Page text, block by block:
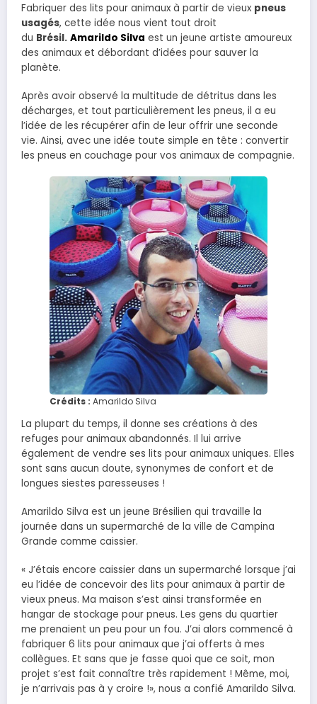
Fabriquer des lits pour animaux à partir de vieux pneus
usagés, cette idée nous vient tout droit
du Brésil. Amarildo Silva est un jeune artiste amoureux
des animaux et débordant d’idées pour sauver la
planète.
Après avoir observé la multitude de détritus dans les
décharges, et tout particulièrement les pneus, il a eu
l’idée de les récupérer afin de leur offrir une seconde
vie. Ainsi, avec une idée toute simple en tête : convertir
les pneus en couchage pour vos animaux de compagnie.
Crédits : Amarildo Silva
La plupart du temps, il donne ses créations à des
refuges pour animaux abandonnés. Il lui arrive
également de vendre ses lits pour animaux uniques. Elles
sont sans aucun doute, synonymes de confort et de
longues siestes paresseuses !
Amarildo Silva est un jeune Brésilien qui travaille la
journée dans un supermarché de la ville de Campina
Grande comme caissier.
« J’étais encore caissier dans un supermarché lorsque j’ai
eu l’idée de concevoir des lits pour animaux à partir de
vieux pneus. Ma maison s’est ainsi transformée en
hangar de stockage pour pneus. Les gens du quartier
me prenaient un peu pour un fou. J’ai alors commencé à
fabriquer 6 lits pour animaux que j’ai offerts à mes
collègues. Et sans que je fasse quoi que ce soit, mon
projet s’est fait connaître très rapidement ! Même, moi,
je n’arrivais pas à y croire !», nous a confié Amarildo Silva.